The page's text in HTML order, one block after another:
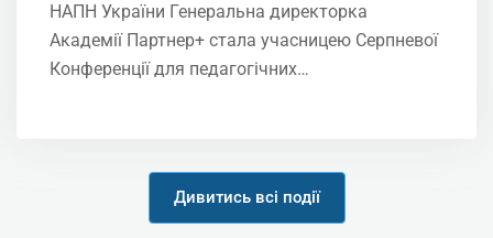
НАПН України Генеральна директорка
Академії Партнер+ стала учасницею Серпневої
Конференції для педагогічних…
Дивитись всі події